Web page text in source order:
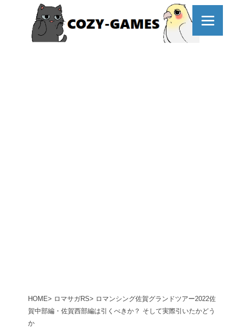
やはり今年も佐賀コラボは
HOME ロマサガRS
ロマンシング佐賀グランドツアー2022佐
賀中部編・佐賀西部編は引くべきか？ そして実際引いたかどう
か